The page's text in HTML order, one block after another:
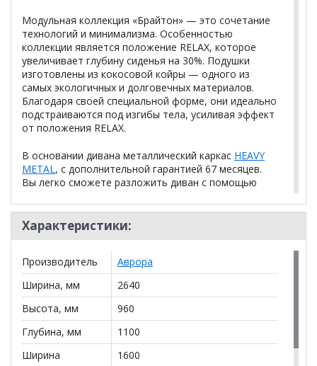
Модульная коллекция «Брайтон» — это сочетание
технологий и минимализма. Особенностью
коллекции является положение RELAX, которое
увеличивает глубину сиденья на 30%. Подушки
изготовлены из кокосовой койры — одного из
самых экологичных и долговечных материалов.
Благодаря своей специальной форме, они идеально
подстраиваются под изгибы тела, усиливая эффект
от положения RELAX.
В основании дивана металлический каркас HEAVY
METAL, с дополнительной гарантией 67 месяцев.
Вы легко сможете разложить диван с помощью
направляющимиAURORA STEEL.
Ортопедическое наполнениеAURORA FORM,
сделает ваш сон здоровым и крепким.
Уникальная система прошивки SOFT LINE
обеспечивает пышность и мягкость форм,
минимизируя растяжение ткани.
Наполнение
Независимый пружинный блок
(НПБ)
Характеристики:
Производитель
Аврора
Ширина, мм
2640
Высота, мм
960
Глубина, мм
1100
Ширина
1600